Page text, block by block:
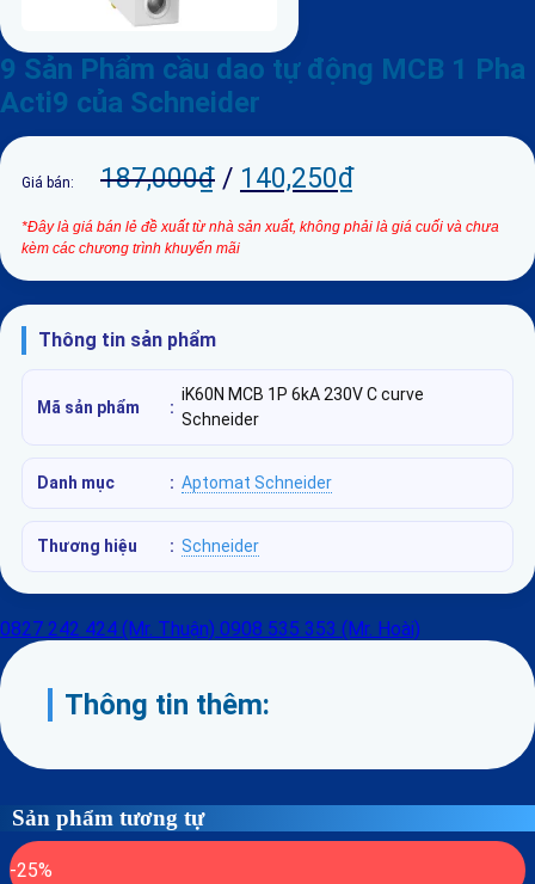
9 Sản Phẩm cầu dao tự động MCB 1 Pha
Acti9 của Schneider
Giá bán: 187,000₫ / 140,250₫
*Đây là giá bán lẻ đề xuất từ nhà sản xuất, không phải là giá cuối và chưa
kèm các chương trình khuyến mãi
Thông tin sản phẩm
Mã sản phẩm :
iK60N MCB 1P 6kA 230V C curve
Schneider
Danh mục : Aptomat Schneider
Thương hiệu : Schneider
0827 242 424 (Mr. Thuận) 0908 535 353 (Mr. Hoài)
Thông tin thêm:
Sản phẩm tương tự
-25%